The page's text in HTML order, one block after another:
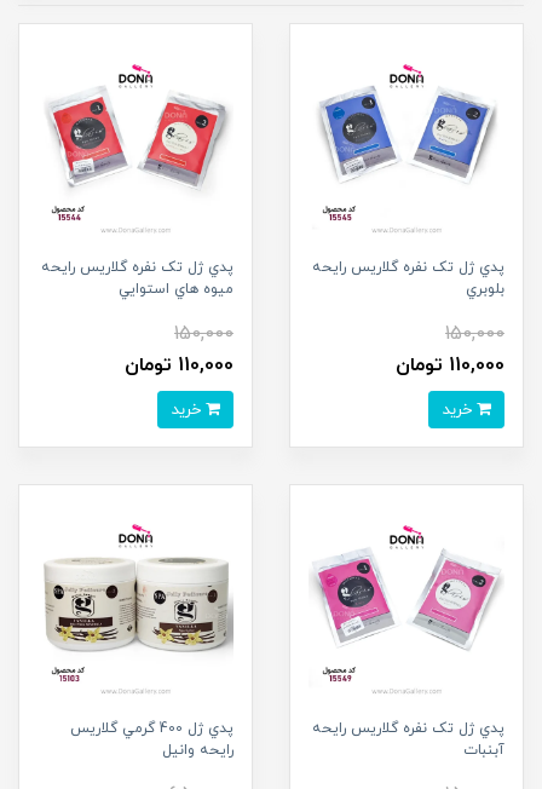
پدي ژل تک نفره گلاريس رايحه
بلوبري
150,000
110,000 تومان
پدي ژل تک نفره گلاريس رايحه
ميوه هاي استوايي
150,000
110,000 تومان
پدي ژل تک نفره گلاريس رايحه
آبنبات
پدي ژل 400 گرمي گلاريس
رايحه وانيل